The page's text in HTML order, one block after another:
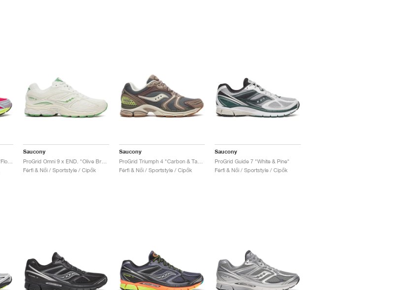
Saucony
ProGrid Omni 9 x END. "Olive Branch"
Férfi & Női / Sportstyle / Cipők
Saucony
Férfi & Női / Sportstyle / Cipők
Saucony
ProGrid Guide 7 "White & Pine"
Férfi & Női / Sportstyle / Cipők